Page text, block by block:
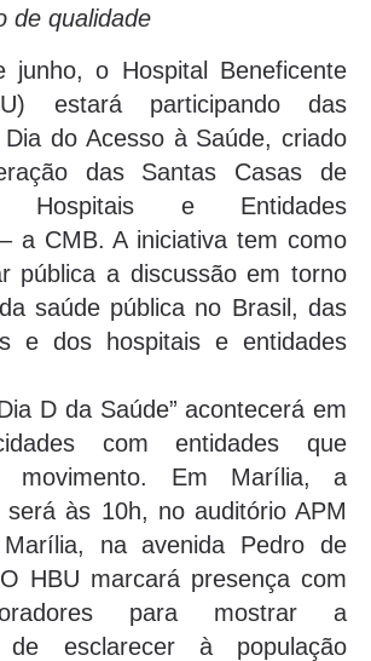
de qualidade
junho, o Hospital Beneficente
estará participando das
do Acesso à Saúde, criado
das Santas Casas de
Hospitais e Entidades
a CMB. A iniciativa tem como
pública a discussão em torno
saúde pública no Brasil, das
e dos hospitais e entidades
D da Saúde” acontecerá em
com entidades que
movimento. Em Marília, a
será às 10h, no auditório APM
na avenida Pedro de
HBU marcará presença com
para mostrar a
de esclarecer à população